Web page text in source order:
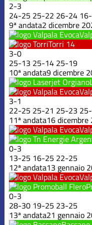
2-3
24-25 25-22 26-24 16-
9ª andata2 dicembre
Torri 14
3-0
25-13 25-14 25-19
10ª andata9 dicembre
3-1
22-25 25-21 25-23 25-
11ª andata16 dicembre
0-3
13-25 16-25 22-25
12ª andata13 gennaio
0-3
28-30 19-25 23-25
13ª andata21 gennaio